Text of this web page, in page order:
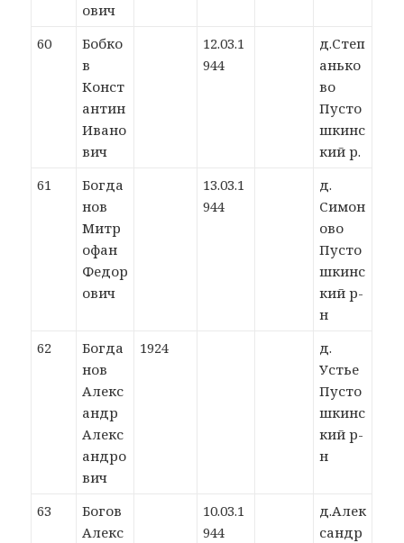
ович
60
Бобко
в
Конст
антин
Ивано
вич
12.03.1
944
д.Степ
анько
во
Пусто
шкинс
кий р.
61
Богда
нов
Митр
офан
Федор
ович
13.03.1
944
д.
Симон
ово
Пусто
шкинс
кий р-
н
62
Богда
нов
Алекс
андр
Алекс
андро
вич
1924
д.
Устье
Пусто
шкинс
кий р-
н
63
Богов
Алекс
10.03.1
944
д.Алек
сандр